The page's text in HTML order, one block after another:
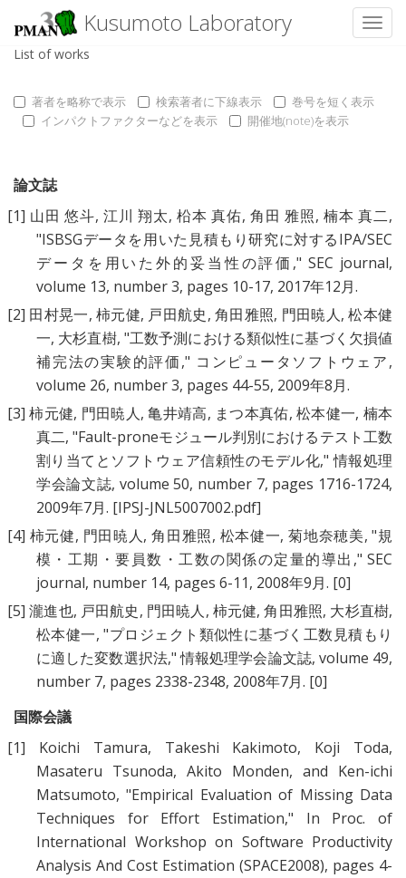
Kusumoto Laboratory
List of works
著者を略称で表示 検索著者に下線表示
巻号を短く表示
インパクトファクターなどを表示
開催地(note)を表示
論文誌
[1] 山田 悠斗, 江川 翔太, 柗本 真佑, 角田 雅照, 楠本 真二,
"ISBSGデータを用いた見積もり研究に対するIPA/SEC
データを用いた外的妥当性の評価 ," SEC journal,
volume 13, number 3, pages 10-17, 2017年12月.
[2] 田村晃一,柿元健, 戸田航史,角田雅照, 門田暁人,松本健
一, 大杉直樹, "工数予測における類似性に基づく欠損値
補完法の実験的評価," コンピュータソフトウェア,
volume 26, number 3, pages 44-55, 2009年8月.
[3] 柿元健, 門田暁人,亀井靖高, まつ本真佑,松本健一, 楠本
真二, "Fault-proneモジュール判別におけるテスト工数
割り当てとソフトウェア信頼性のモデル化," 情報処理
学会論文誌, volume 50, number 7, pages 1716-1724,
2009年7月. [IPSJ-JNL5007002.pdf]
[4] 柿元健, 門田暁人,角田雅照, 松本健一,菊地奈穂美, "規
模・工期・要員数・工数の関係の定量的導出 ," SEC
journal, number 14, pages 6-11, 2008年9月. [0]
[5] 瀧進也, 戸田航史, 門田暁人, 柿元健,角田雅照, 大杉直樹,
松本健一, "プロジェクト類似性に基づく工数見積もり
に適した変数選択法," 情報処理学会論文誌, volume 49,
number 7, pages 2338-2348, 2008年7月. [0]
国際会議
[1]
Koichi Tamura, Takeshi Kakimoto, Koji Toda,
Masateru Tsunoda, Akito Monden, and Ken-ichi
Matsumoto, "Empirical Evaluation of Missing Data
Techniques for Effort Estimation," In Proc. of
International Workshop on Software Productivity
Analysis And Cost Estimation (SPACE2008), pages 4-